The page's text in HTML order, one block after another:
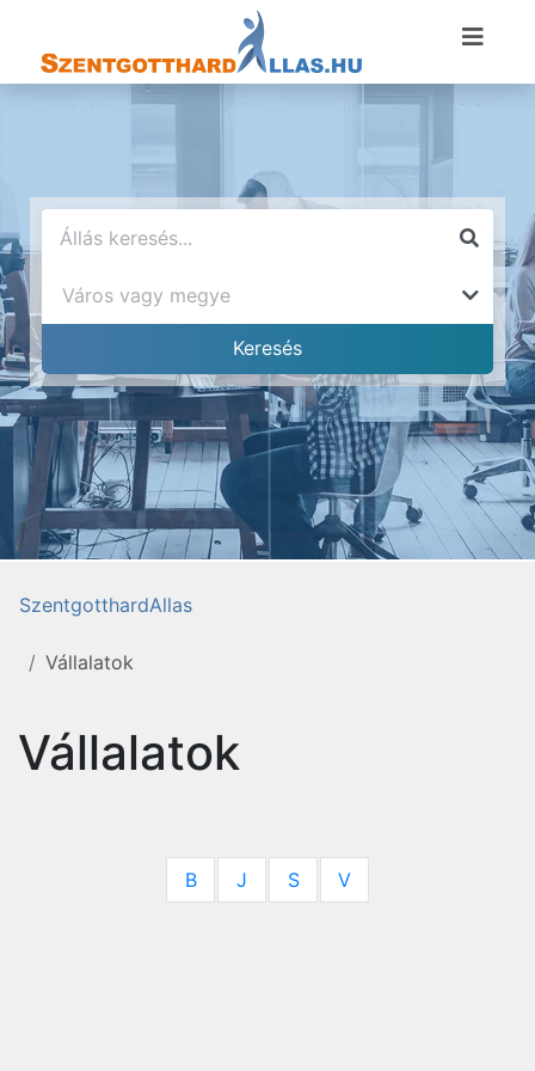
SzentgotthardAllas
Vállalatok
Vállalatok
B J S V